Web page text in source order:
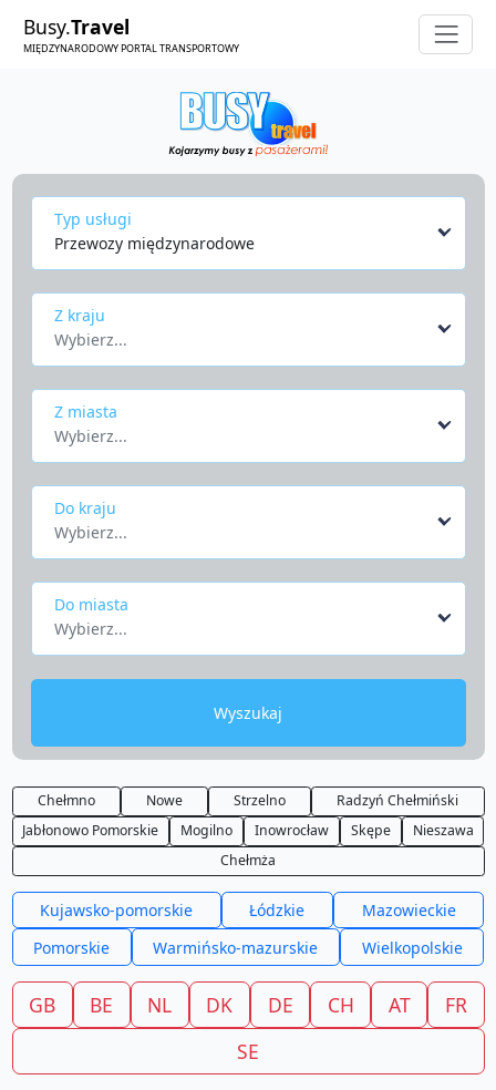
Busy.Travel
MIĘDZYNARODOWY PORTAL TRANSPORTOWY
Typ usługi
Przewozy międzynarodowe
Z kraju
Wybierz...
Z miasta
Wybierz...
Do kraju
Wybierz...
Do miasta
Wybierz...
Wyszukaj
Chełmno Nowe Strzelno
Radzyń Chełmiński
Jabłonowo Pomorskie
Mogilno Inowrocław Skępe
Nieszawa
Chełmża
Kujawsko-pomorskie Łódzkie
Mazowieckie
Pomorskie
Warmińsko-mazurskie Wielkopolskie
GB BE NL DK DE CH AT
FR
SE